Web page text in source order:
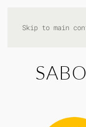
Skip to main